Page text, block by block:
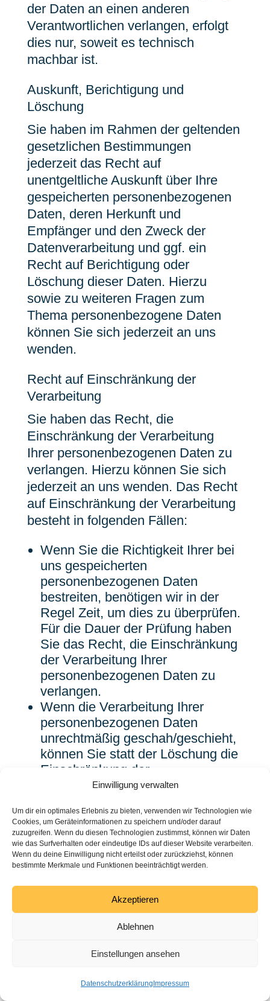
Cookies helfen uns bei der Bereitstellung
unserer Inhalte und Dienste. Durch die
der Verwendung von Cookies zu.
Okay!
Einwilligung verwalten
Um dir ein optimales Erlebnis zu bieten, verwenden wir Technologien wie
Cookies, um Geräteinformationen zu speichern und/oder darauf
zuzugreifen. Wenn du diesen Technologien zustimmst, können wir Daten
wie das Surfverhalten oder eindeutige IDs auf dieser Website verarbeiten.
Wenn du deine Einwilligung nicht erteilst oder zurückziehst, können
bestimmte Merkmale und Funktionen beeinträchtigt werden.
Akzeptieren
Ablehnen
Einstellungen ansehen
Datenschutzerklärung Impressum
der Daten an einen anderen
Verantwortlichen verlangen, erfolgt
dies nur, soweit es technisch
machbar ist.
Auskunft, Berichtigung und
Löschung
Sie haben im Rahmen der geltenden
gesetzlichen Bestimmungen
jederzeit das Recht auf
unentgeltliche Auskunft über Ihre
gespeicherten personenbezogenen
Daten, deren Herkunft und
Empfänger und den Zweck der
Datenverarbeitung und ggf. ein
Recht auf Berichtigung oder
Löschung dieser Daten. Hierzu
sowie zu weiteren Fragen zum
Thema personenbezogene Daten
können Sie sich jederzeit an uns
wenden.
Recht auf Einschränkung der
Verarbeitung
Sie haben das Recht, die
Einschränkung der Verarbeitung
Ihrer personenbezogenen Daten zu
verlangen. Hierzu können Sie sich
jederzeit an uns wenden. Das Recht
auf Einschränkung der Verarbeitung
besteht in folgenden Fällen:
Wenn Sie die Richtigkeit Ihrer bei
uns gespeicherten
personenbezogenen Daten
bestreiten, benötigen wir in der
Regel Zeit, um dies zu überprüfen.
Für die Dauer der Prüfung haben
Sie das Recht, die Einschränkung
der Verarbeitung Ihrer
personenbezogenen Daten zu
verlangen.
Wenn die Verarbeitung Ihrer
personenbezogenen Daten
unrechtmäßig geschah/geschieht,
können Sie statt der Löschung die
Einschränkung der
Datenverarbeitung verlangen.
personenbezogenen Daten nicht
mehr benötigen, Sie sie jedoch zur
Ausübung, Verteidigung oder
Geltendmachung von
haben Sie das Recht, statt der
Löschung die Einschränkung der
Verarbeitung Ihrer
verlangen.
Art. 21 Abs. 1 DSGVO eingelegt